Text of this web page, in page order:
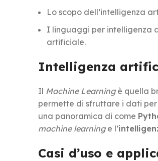
Lo scopo dell’intelligenza
I linguaggi per intelligenza
artificiale.
Intelligenza
Il Machine Learningè quella
permette di sfruttare i dati
una panoramica di come
machine learninge l’
Casi d’uso e